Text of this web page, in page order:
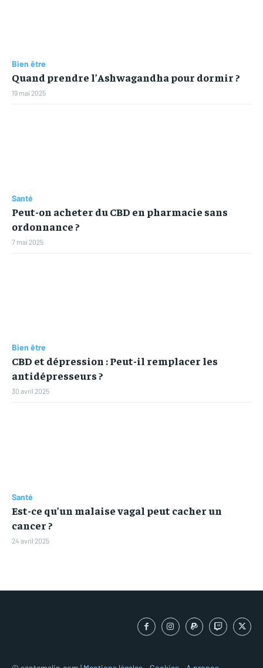
Bien être
Quand prendre l’Ashwagandha pour dormir ?
19 mai 2025
Santé
Peut-on acheter du CBD en pharmacie sans
ordonnance ?
7 mai 2025
Bien être
CBD et dépression : Peut-il remplacer les
antidépresseurs ?
30 avril 2025
Santé
Est-ce qu’un malaise vagal peut cacher un
cancer ?
24 avril 2025